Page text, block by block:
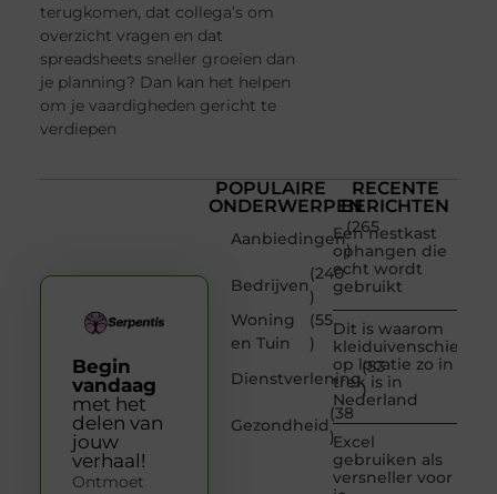
terugkomen, dat collega’s om
overzicht vragen en dat
spreadsheets sneller groeien dan
je planning? Dan kan het helpen
om je vaardigheden gericht te
verdiepen
POPULAIRE
ONDERWERPEN
Aanbiedingen
(265
)
Bedrijven
(240
)
Woning
en Tuin
(55
)
Dienstverlening
(53
)
Gezondheid
(38
)
RECENTE
BERICHTEN
Een nestkast
ophangen die
echt wordt
gebruikt
Dit is waarom
kleiduivenschieten
op locatie zo in
trek is in
Nederland
Excel
gebruiken als
versneller voor
Begin
vandaag
met het
delen van
jouw
verhaal!
Ontmoet